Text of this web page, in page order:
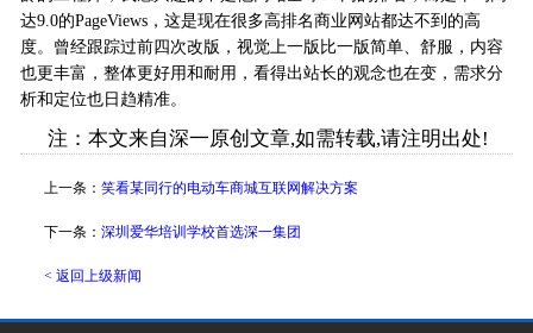
达9.0的PageViews，这是现在很多高排名商业网站都达不到的高
度。曾经跟踪过前四次改版，视觉上一版比一版简单、舒服，内容
也更丰富，整体更好用和耐用，看得出站长的观念也在变，需求分
析和定位也日趋精准。
注：本文来自深一原创文章,如需转载,请注明出处!
上一条： 笑看某同行的电动车商城互联网解决方案
下一条： 深圳爱华培训学校首选深一集团
< 返回上级新闻